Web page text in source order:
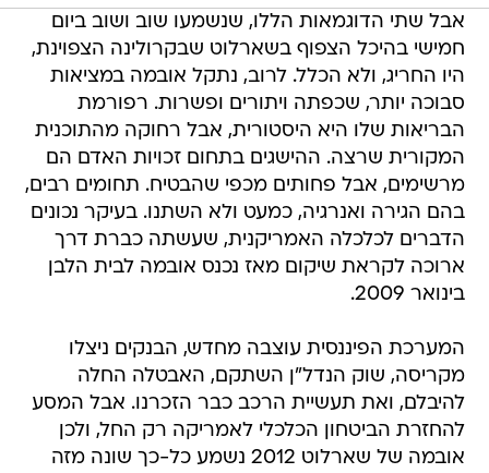
אבל שתי הדוגמאות הללו, שנשמעו שוב ושוב ביום
חמישי בהיכל הצפוף בשארלוט שבקרולינה הצפוינת,
היו החריג, ולא הכלל. לרוב, נתקל אובמה במציאות
סבוכה יותר, שכפתה ויתורים ופשרות. רפורמת
הבריאות שלו היא היסטורית, אבל רחוקה מהתוכנית
המקורית שרצה. ההישגים בתחום זכויות האדם הם
מרשימים, אבל פחותים מכפי שהבטיח. תחומים רבים,
בהם הגירה ואנרגיה, כמעט ולא השתנו. בעיקר נכונים
הדברים לכלכלה האמריקנית, שעשתה כברת דרך
ארוכה לקראת שיקום מאז נכנס אובמה לבית הלבן
בינואר 2009.
המערכת הפיננסית עוצבה מחדש, הבנקים ניצלו
מקריסה, שוק הנדל"ן השתקם, האבטלה החלה
להיבלם, ואת תעשיית הרכב כבר הזכרנו. אבל המסע
להחזרת הביטחון הכלכלי לאמריקה רק החל, ולכן
אובמה של שארלוט 2012 נשמע כל-כך שונה מזה